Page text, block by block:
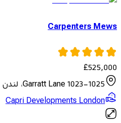
Carpenters Mews
£525,000
1023-1025 Garratt Lane، لندن SW17 0LN
Capri Developments London